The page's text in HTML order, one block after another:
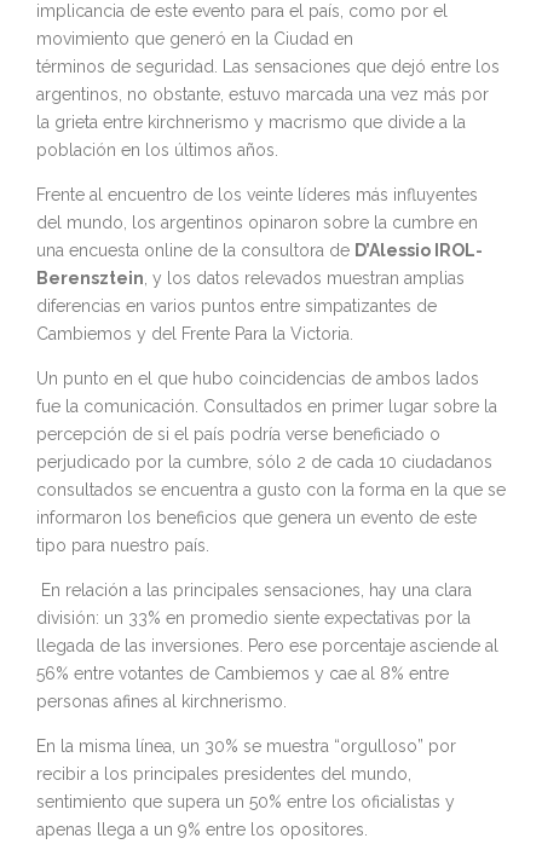
implicancia de este evento para el país, como por el
movimiento que generó en la Ciudad en
términos de seguridad. Las sensaciones que dejó entre los
argentinos, no obstante, estuvo marcada una vez más por
la grieta entre kirchnerismo y macrismo que divide a la
población en los últimos años.
Frente al encuentro de los veinte líderes más influyentes
del mundo, los argentinos opinaron sobre la cumbre en
una encuesta online de la consultora de D’Alessio IROL-
Berensztein, y los datos relevados muestran amplias
diferencias en varios puntos entre simpatizantes de
Cambiemos y del Frente Para la Victoria.
Un punto en el que hubo coincidencias de ambos lados
fue la comunicación. Consultados en primer lugar sobre la
percepción de si el país podría verse beneficiado o
perjudicado por la cumbre, sólo 2 de cada 10 ciudadanos
consultados se encuentra a gusto con la forma en la que se
informaron los beneficios que genera un evento de este
tipo para nuestro país.
En relación a las principales sensaciones, hay una clara
división: un 33% en promedio siente expectativas por la
llegada de las inversiones. Pero ese porcentaje asciende al
56% entre votantes de Cambiemos y cae al 8% entre
personas afines al kirchnerismo.
En la misma línea, un 30% se muestra “orgulloso” por
recibir a los principales presidentes del mundo,
sentimiento que supera un 50% entre los oficialistas y
apenas llega a un 9% entre los opositores.